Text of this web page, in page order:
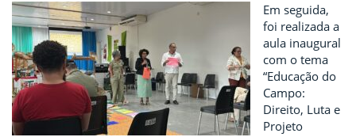
Em seguida,
foi realizada a
aula inaugural
com o tema
“Educação do
Campo:
Direito, Luta e
Projeto